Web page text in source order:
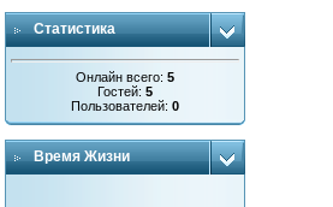
Статистика
Онлайн всего:5
Гостей:5
Пользователей:0
Время Жизни